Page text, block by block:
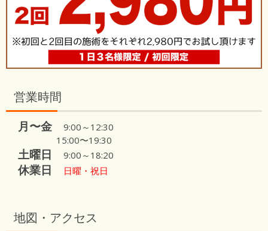
営業時間
月〜金 9:00～12:30
15:00〜19:30
土曜日 9:00～18:20
休業日 日曜・祝日
地図・アクセス